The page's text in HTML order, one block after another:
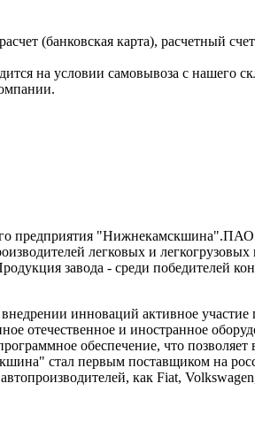
(банковская карта), расчетный
на условии самовывоза с нашего
предприятия
легковых и
завода - среди победителей
инноваций активное
отечественное и иностранное
обеспечение, что
стал первым поставщиком на
как Fiat,